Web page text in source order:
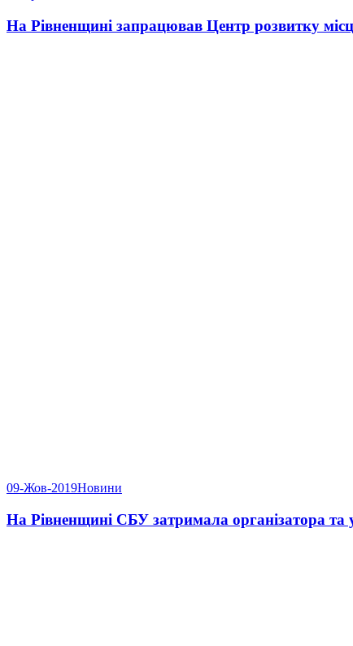
На Рівненщині запрацював Центр розвитку
09-Жов-2019Новини
На Рівненщині СБУ затримала організатора та